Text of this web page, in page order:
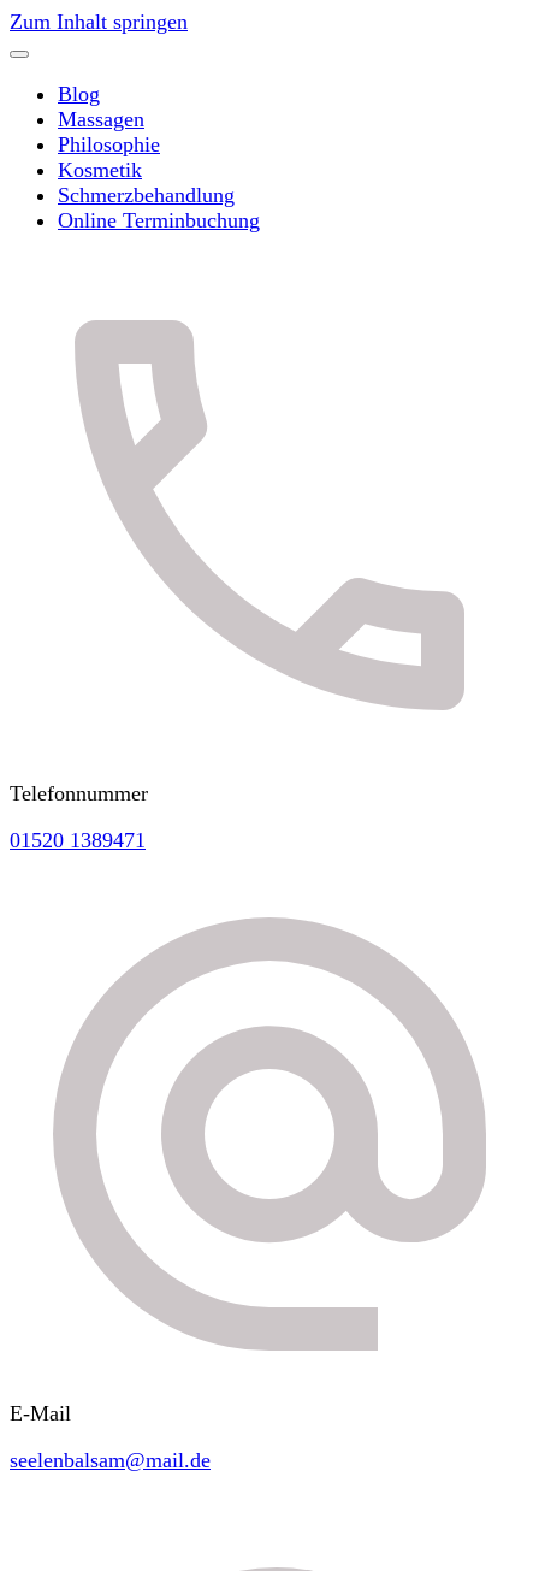
Zum Inhalt springen
Blog
Massagen
Philosophie
Kosmetik
Schmerzbehandlung
Online Terminbuchung
Telefonnummer
01520 1389471
E-Mail
seelenbalsam@mail.de